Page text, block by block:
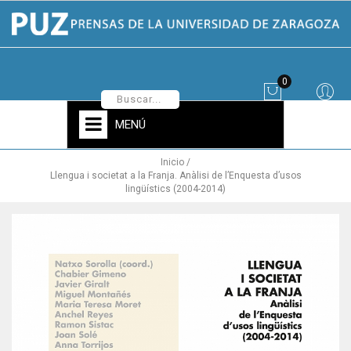
0
MENÚ
Inicio
Llengua i societat a la Franja. Anàlisi de l’Enquesta d’usos
lingüístics (2004-2014)